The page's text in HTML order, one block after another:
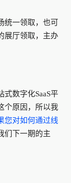
统一领取，也可
展厅领取，主办
数字化SaaS平
个原因，所以我
您对如何通过线
们下一期的主